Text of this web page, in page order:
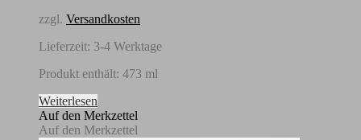
zzgl. Versandkosten
Lieferzeit: 3-4 Werktage
Produkt enthält: 473 ml
Weiterlesen
Auf den Merkzettel
Auf den Merkzettel